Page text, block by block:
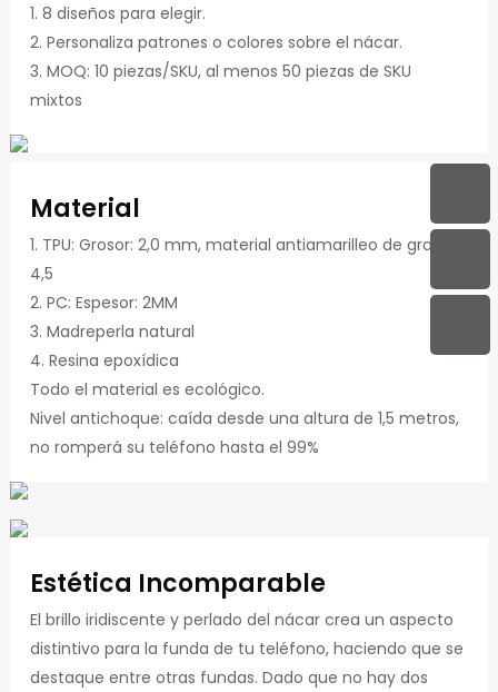
1. 8 diseños para elegir.
2. Personaliza patrones o colores sobre el nácar.
3. MOQ: 10 piezas/SKU, al menos 50 piezas de SKU
mixtos
Material
1. TPU: Grosor: 2,0 mm, material antiamarilleo de grado
4,5
2. PC: Espesor: 2MM
3. Madreperla natural
4. Resina epoxídica
Todo el material es ecológico.
Nivel antichoque: caída desde una altura de 1,5 metros,
no romperá su teléfono hasta el 99%
Estética Incomparable
El brillo iridiscente y perlado del nácar crea un aspecto
distintivo para la funda de tu teléfono, haciendo que se
destaque entre otras fundas. Dado que no hay dos